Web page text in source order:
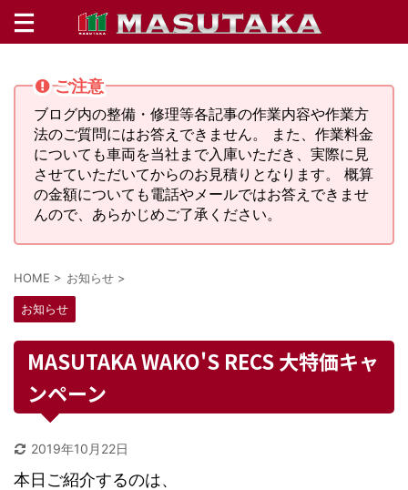
ご注意
ブログ内の整備・修理等各記事の作業内容や作業方
法のご質問にはお答えできません。 また、作業料金
についても車両を当社まで入庫いただき、実際に見
させていただいてからのお見積りとなります。 概算
の金額についても電話やメールではお答えできませ
んので、あらかじめご了承ください。
HOME > お知らせ >
お知らせ
MASUTAKA WAKO'S RECS 大特価キャ
ンペーン
2019年10月22日
本日ご紹介するのは、